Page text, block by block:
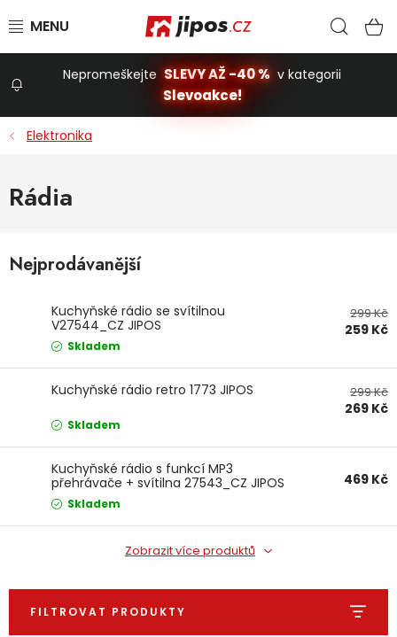
Domácnost
Autodoplňky
Vánoce
Fotovoltaika
Nepromeškejte SLEVY AŽ -40 % v kategorii
Slevoakce!
Elektronika
Rádia
Nejprodávanější
Kuchyňské rádio se svítilnou
V27544_CZ JIPOS
299 Kč
259 Kč
Skladem
Kuchyňské rádio retro 1773 JIPOS 299 Kč
269 Kč
Skladem
Kuchyňské rádio s funkcí MP3
přehrávače + svítilna 27543_CZ JIPOS
469 Kč
Skladem
Zobrazit více produktů
FILTROVAT PRODUKTY